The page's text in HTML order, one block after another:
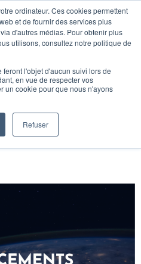
ordinateur. Ces cookies permettent
et de fournir des services plus
d'autres médias. Pour obtenir plus
utilisons, consultez notre politique de
l'objet d'aucun suivi lors de
en vue de respecter vos
un cookie pour que nous n'ayons
Refuser
CONTACT
:
réseau